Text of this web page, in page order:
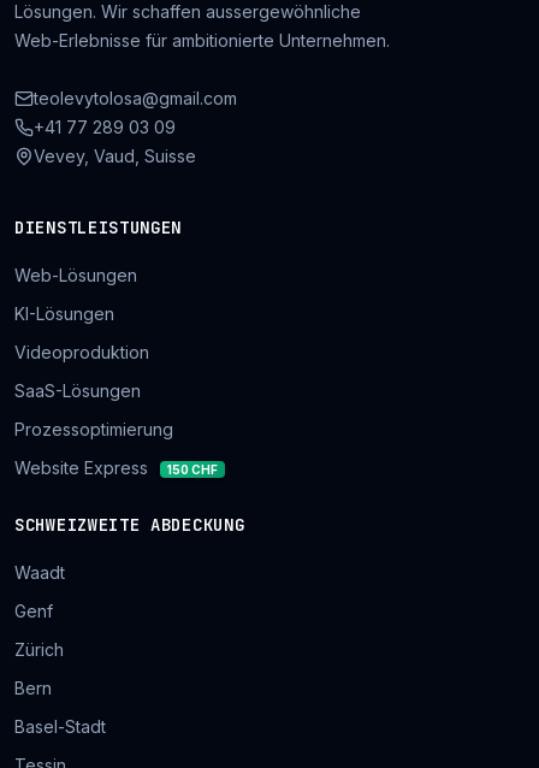
Lösungen. Wir schaffen aussergewöhnliche
Web-Erlebnisse für ambitionierte Unternehmen.
teolevytolosa@gmail.com
+41 77 289 03 09
Vevey, Vaud, Suisse
DIENSTLEISTUNGEN
Web-Lösungen
KI-Lösungen
Videoproduktion
SaaS-Lösungen
Prozessoptimierung
Website Express
150 CHF
SCHWEIZWEITE ABDECKUNG
Waadt
Genf
Zürich
Bern
Basel-Stadt